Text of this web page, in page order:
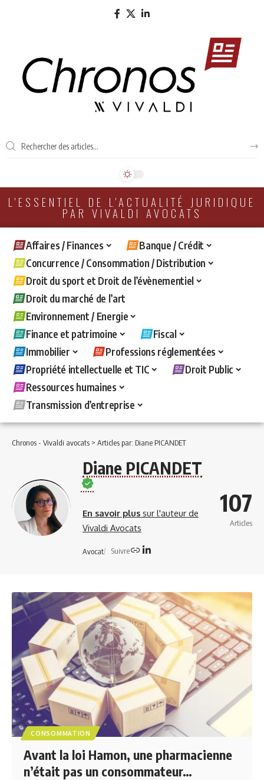
L'ESSENTIEL DE L'ACTUALITÉ JURIDIQUE
PAR VIVALDI AVOCATS
Affaires / Finances
Banque / Crédit
Concurrence / Consommation / Distribution
Droit du sport et Droit de l’évènementiel
Droit du marché de l’art
Environnement / Energie
Finance et patrimoine
Fiscal
Immobilier
Professions réglementées
Propriété intellectuelle et TIC
Droit Public
Ressources humaines
Transmission d’entreprise
Chronos - Vivaldi avocats > Articles par: Diane PICANDET
Diane PICANDET
En savoir plus sur l'auteur de
Vivaldi Avocats
Avocat Suivre
107
Articles
CONSOMMATION
Avant la loi Hamon, une pharmacienne
n’était pas un consommateur…